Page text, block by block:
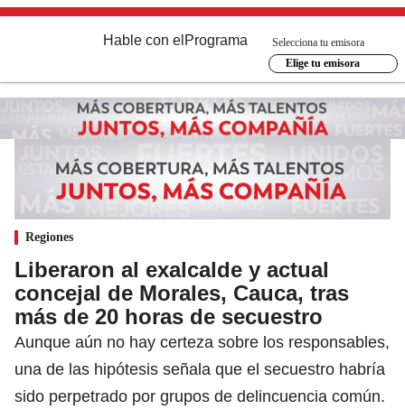
Hable con el Programa
Selecciona tu emisora
Elige tu emisora
Regiones
Liberaron al exalcalde y actual
concejal de Morales, Cauca, tras
más de 20 horas de secuestro
Aunque aún no hay certeza sobre los responsables,
una de las hipótesis señala que el secuestro habría
sido perpetrado por grupos de delincuencia común.